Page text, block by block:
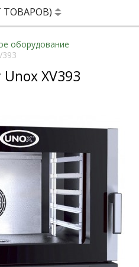
ТОВАРОВ)
оборудование
XV393